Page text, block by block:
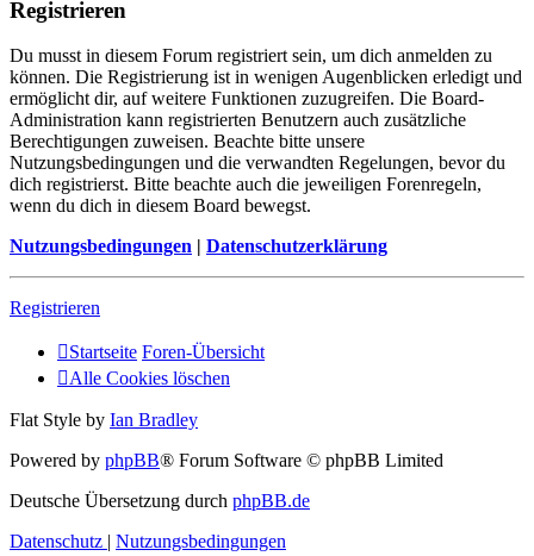
Registrieren
Du musst in diesem Forum registriert sein, um dich anmelden zu
können. Die Registrierung ist in wenigen Augenblicken erledigt und
ermöglicht dir, auf weitere Funktionen zuzugreifen. Die Board-
Administration kann registrierten Benutzern auch zusätzliche
Berechtigungen zuweisen. Beachte bitte unsere
Nutzungsbedingungen und die verwandten Regelungen, bevor du
dich registrierst. Bitte beachte auch die jeweiligen Forenregeln,
wenn du dich in diesem Board bewegst.
Nutzungsbedingungen | Datenschutzerklärung
Registrieren
Startseite Foren-Übersicht
Alle Cookies löschen
Flat Style by Ian Bradley
Powered by phpBB® Forum Software © phpBB Limited
Deutsche Übersetzung durch phpBB.de
Datenschutz | Nutzungsbedingungen